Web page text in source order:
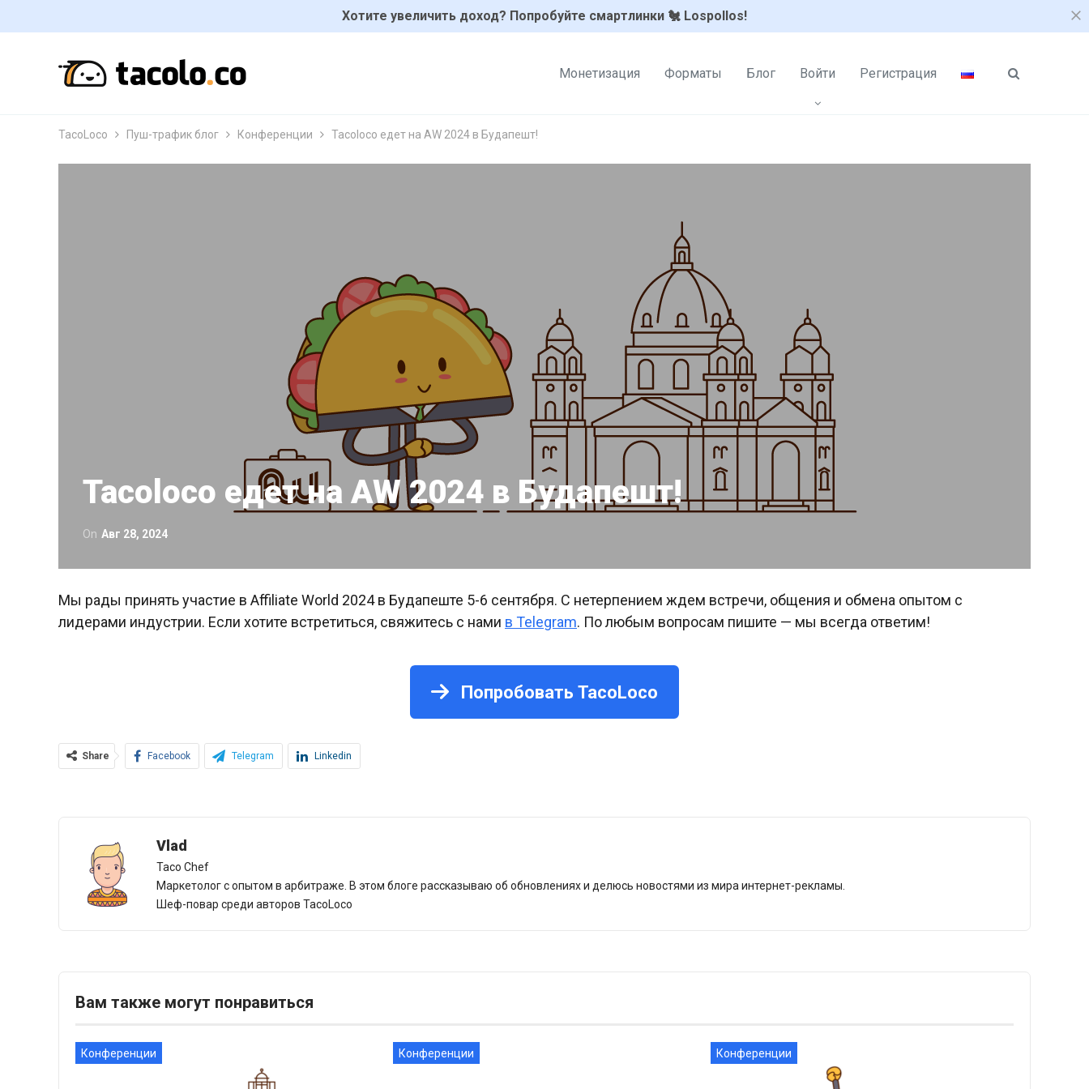
Хотите увеличить доход? Попробуйте смартлинки 🐔 Lospollos!
Монетизация Форматы Блог Войти Регистрация
TacoLoco Пуш-трафик блог Конференции Tacoloco едет на AW 2024 в Будапешт!
Tacoloco едет на AW 2024 в Будапешт!
On Авг 28, 2024
Мы рады принять участие в Affiliate World 2024 в Будапеште 5-6 сентября. С нетерпением ждем встречи, общения и обмена опытом с
лидерами индустрии. Если хотите встретиться, свяжитесь с нами в Telegram. По любым вопросам пишите — мы всегда ответим!
Попробовать TacoLoco
Share Facebook Telegram Linkedin
Vlad
Taco Chef
Маркетолог с опытом в арбитраже. В этом блоге рассказываю об обновлениях и делюсь новостями из мира интернет-рекламы.
Шеф-повар среди авторов TacoLoco
Вам также могут понравиться
Конференции Конференции Конференции